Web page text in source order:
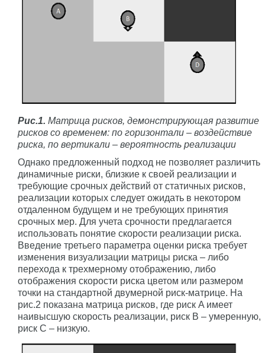
Рис.1. Матрица рисков, демонстрирующая развитие
рисков со временем: по горизонтали – воздействие
риска, по вертикали – вероятность реализации
Однако предложенный подход не позволяет различить
динамичные риски, близкие к своей реализации и
требующие срочных действий от статичных рисков,
реализации которых следует ожидать в некотором
отдаленном будущем и не требующих принятия
срочных мер. Для учета срочности предлагается
использовать понятие скорости реализации риска.
Введение третьего параметра оценки риска требует
изменения визуализации матрицы риска – либо
перехода к трехмерному отображению, либо
отображения скорости риска цветом или размером
точки на стандартной двумерной риск-матрице. На
рис.2 показана матрица рисков, где риск A имеет
наивысшую скорость реализации, риск B – умеренную,
риск C – низкую.